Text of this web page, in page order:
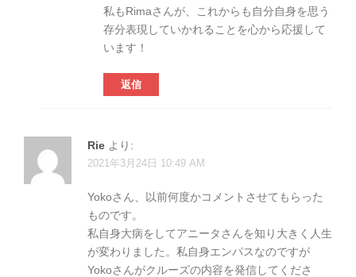
私もRimaさんが、これからも自分自身を思う
存分表現していかれることを心から応援して
います！
返信
Rie より:
2021年3月24日 10:49 AM
Yokoさん、以前何度かコメントさせてもらった
ものです。
私自身大病をしてアニータさんを知り大きく人生
が変わりました。私自身エンパスなのですが
Yokoさんがクルーズの内容を発信してくださ